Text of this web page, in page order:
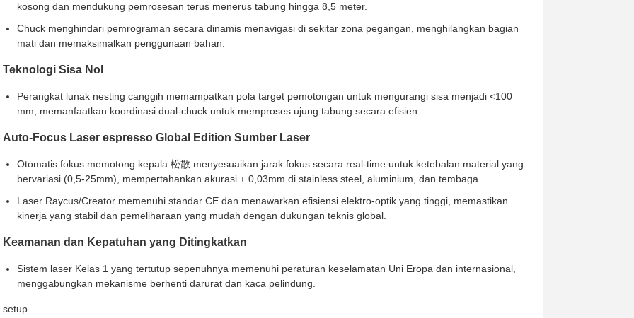
kosong dan mendukung pemrosesan terus menerus tabung hingga 8,5 meter.
Chuck menghindari pemrograman secara dinamis menavigasi di sekitar zona pegangan, menghilangkan bagian
mati dan memaksimalkan penggunaan bahan.
Teknologi Sisa Nol
Perangkat lunak nesting canggih memampatkan pola target pemotongan untuk mengurangi sisa menjadi <100
mm, memanfaatkan koordinasi dual-chuck untuk memproses ujung tabung secara efisien.
Auto-Focus Laser espresso Global Edition Sumber Laser
Otomatis fokus memotong kepala 松散 menyesuaikan jarak fokus secara real-time untuk ketebalan material yang
bervariasi (0,5-25mm), mempertahankan akurasi ± 0,03mm di stainless steel, aluminium, dan tembaga.
Laser Raycus/Creator memenuhi standar CE dan menawarkan efisiensi elektro-optik yang tinggi, memastikan
kinerja yang stabil dan pemeliharaan yang mudah dengan dukungan teknis global.
Keamanan dan Kepatuhan yang Ditingkatkan
Sistem laser Kelas 1 yang tertutup sepenuhnya memenuhi peraturan keselamatan Uni Eropa dan internasional,
menggabungkan mekanisme berhenti darurat dan kaca pelindung.
setup